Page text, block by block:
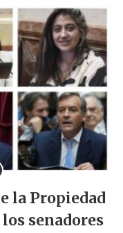
la Propiedad
senadores